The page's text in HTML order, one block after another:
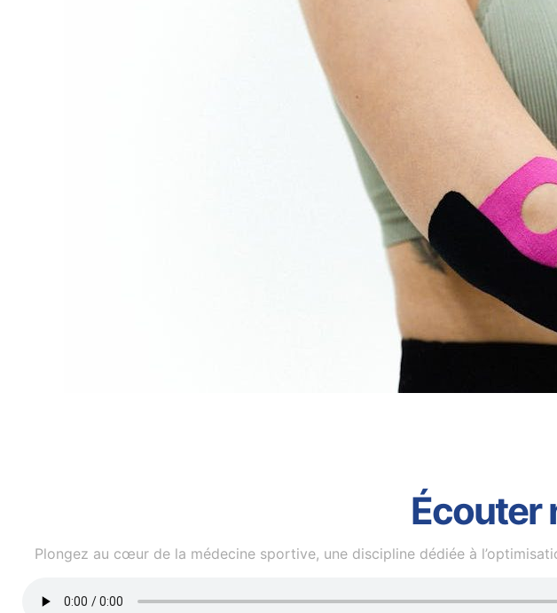
Écouter
Plongez au cœur de la médecine sportive, une discipline dédiée à